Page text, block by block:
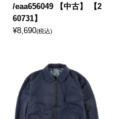
/eaa656049 【中古】 【2
60731】
¥8,690(税込)